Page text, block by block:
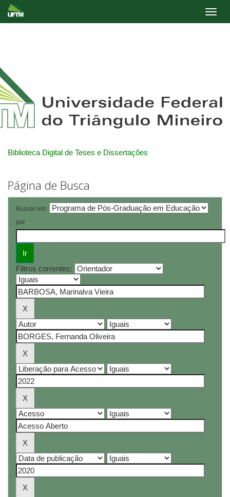
Biblioteca Digital de Teses e Dissertações
Página de Busca
Buscar em:
por
Filtros correntes: